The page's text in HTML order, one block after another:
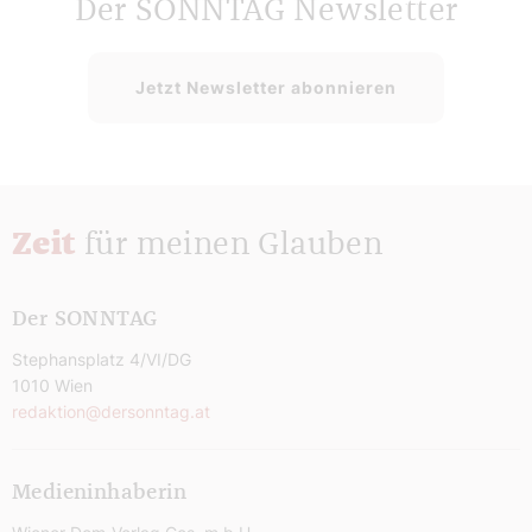
Der SONNTAG Newsletter
Jetzt Newsletter abonnieren
Zeit für meinen Glauben
Der SONNTAG
Stephansplatz 4/VI/DG
1010 Wien
redaktion@dersonntag.at
Medieninhaberin